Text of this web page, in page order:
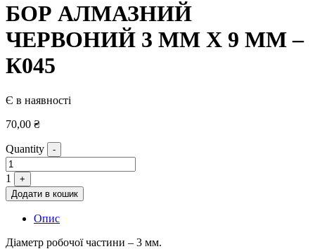
БОР АЛМАЗНИЙ
ЧЕРВОНИЙ 3 ММ Х 9 ММ –
К045
Є в наявності
70,00 ₴
Quantity -
1
+
Додати в кошик
Опис
Діаметр робочої частини – 3 мм.